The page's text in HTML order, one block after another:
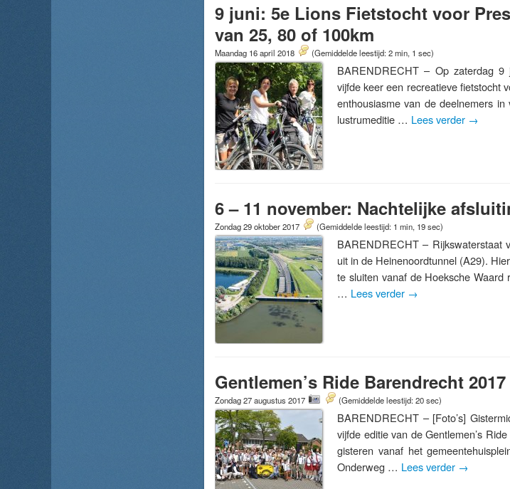
9 juni: 5e Lions Fietstocht voor
van 25, 80 of 100km
Maandag 16 april 2018 (Gemiddelde leestijd: 2 min, 1 sec)
BARENDRECHT – Op zaterdag 9
vijfde keer een recreatieve fietstocht
enthousiasme van de deelnemers
lustrumeditie … Lees verder →
6 – 11 november: Nachtelijke
Zondag 29 oktober 2017 (Gemiddelde leestijd: 1 min, 19 sec)
BARENDRECHT – Rijkswaterstaat
uit in de Heinenoordtunnel (A29).
te sluiten vanaf de Hoeksche
… Lees verder →
Gentlemen’s Ride Barendrecht 2017
Zondag 27 augustus 2017 (Gemiddelde leestijd: 20 sec)
BARENDRECHT – [Foto’s]
vijfde editie van de Gentlemen’s
gisteren vanaf het
Onderweg … Lees verder →